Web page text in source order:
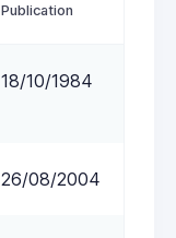
Publication
18/10/1984
26/08/2004